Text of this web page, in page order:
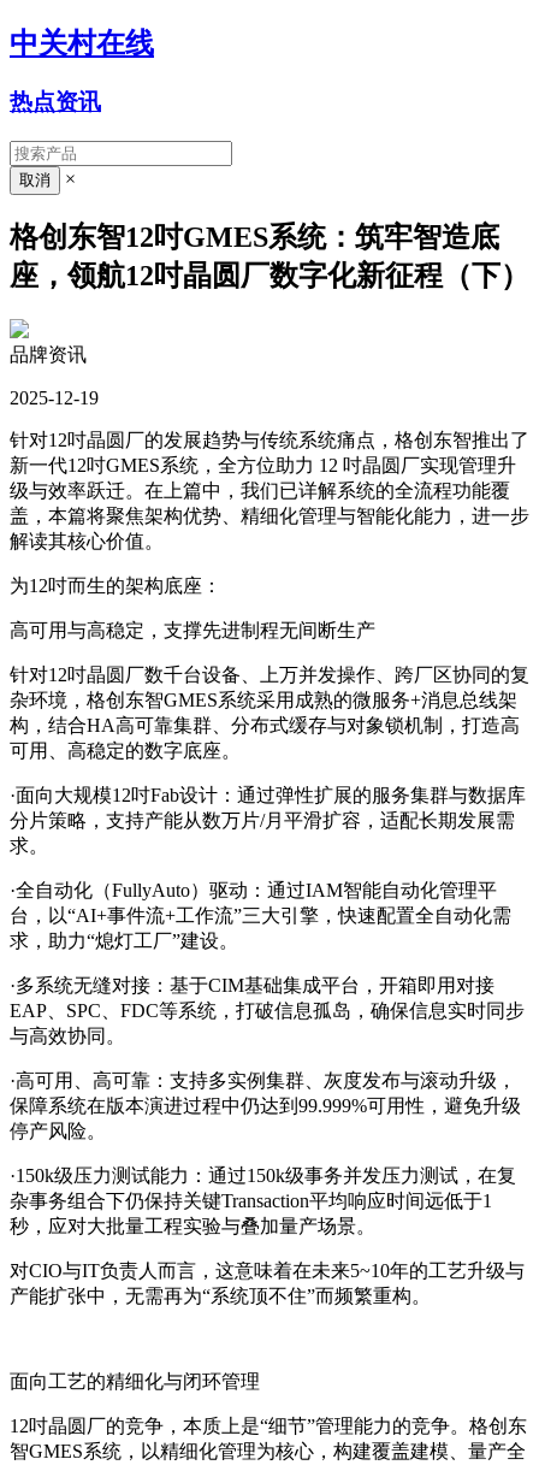
中关村在线
热点资讯
×
格创东智12吋GMES系统：筑牢智造底
座，领航12吋晶圆厂数字化新征程（下）
品牌资讯
2025-12-19
针对12吋晶圆厂的发展趋势与传统系统痛点，格创东智推出了
新一代12吋GMES系统，全方位助力 12 吋晶圆厂实现管理升
级与效率跃迁。在上篇中，我们已详解系统的全流程功能覆
盖，本篇将聚焦架构优势、精细化管理与智能化能力，进一步
解读其核心价值。
为12吋而生的架构底座：
高可用与高稳定，支撑先进制程无间断生产
针对12吋晶圆厂数千台设备、上万并发操作、跨厂区协同的复
杂环境，格创东智GMES系统采用成熟的微服务+消息总线架
构，结合HA高可靠集群、分布式缓存与对象锁机制，打造高
可用、高稳定的数字底座。
·面向大规模12吋Fab设计：通过弹性扩展的服务集群与数据库
分片策略，支持产能从数万片/月平滑扩容，适配长期发展需
求。
·全自动化（FullyAuto）驱动：通过IAM智能自动化管理平
台，以“AI+事件流+工作流”三大引擎，快速配置全自动化需
求，助力“熄灯工厂”建设。
·多系统无缝对接：基于CIM基础集成平台，开箱即用对接
EAP、SPC、FDC等系统，打破信息孤岛，确保信息实时同步
与高效协同。
·高可用、高可靠：支持多实例集群、灰度发布与滚动升级，
保障系统在版本演进过程中仍达到99.999%可用性，避免升级
停产风险。
·150k级压力测试能力：通过150k级事务并发压力测试，在复
杂事务组合下仍保持关键Transaction平均响应时间远低于1
秒，应对大批量工程实验与叠加量产场景。
对CIO与IT负责人而言，这意味着在未来5~10年的工艺升级与
产能扩张中，无需再为“系统顶不住”而频繁重构。
面向工艺的精细化与闭环管理
12吋晶圆厂的竞争，本质上是“细节”管理能力的竞争。格创东
智GMES系统，以精细化管理为核心，构建覆盖建模、量产全